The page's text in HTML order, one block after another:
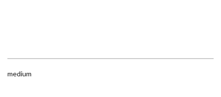
medium